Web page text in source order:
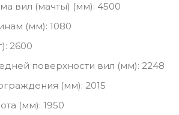
вил (мачты) (мм): 4500
(мм): 1080
2600
поверхности вил (мм): 2248
(мм): 2015
(мм): 1950